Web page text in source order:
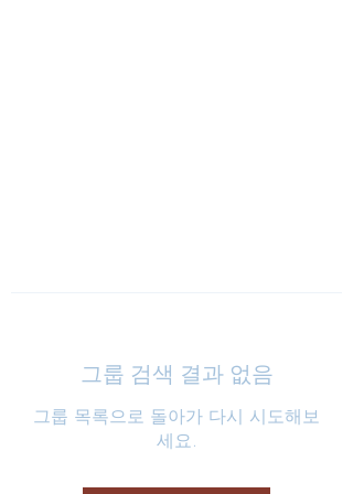
그룹 검색 결과 없음
그룹 목록으로 돌아가 다시 시도해보
세요.